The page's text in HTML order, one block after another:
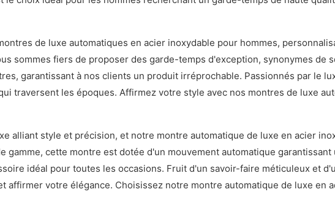
de luxe automatiques en acier inoxydable pour hommes,
sommes fiers de proposer des garde-temps d'exception, synonymes de
garantissant à nos clients un produit irréprochable. Passionnés par le
traversent les époques. Affirmez votre style avec nos montres de luxe
alliant style et précision, et notre montre automatique de luxe en acier
gamme, cette montre est dotée d'un mouvement automatique
idéal pour toutes les occasions. Fruit d'un savoir-faire méticuleux et
affirmer votre élégance. Choisissez notre montre automatique de luxe en